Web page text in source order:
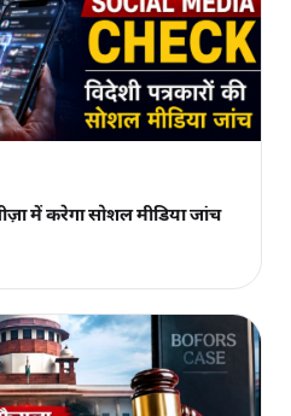
में करेगा सोशल मीडिया जांच